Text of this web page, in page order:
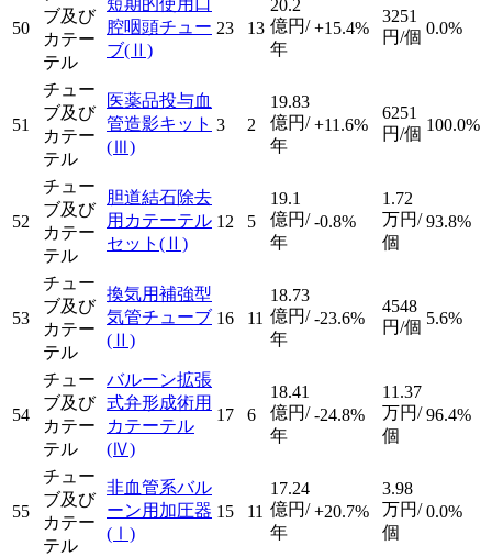
50
ブ及び
カテー
テル
短期的使用口
腔咽頭チュー
ブ(Ⅱ)
23 13
20.2
億円/
年
+15.4%
3251
円/個 0.0%
51
チュー
ブ及び
カテー
テル
医薬品投与血
管造影キット
(Ⅲ)
3 2
19.83
億円/
年
+11.6%
6251
円/個 100.0%
52
チュー
ブ及び
カテー
テル
胆道結石除去
用カテーテル
セット (Ⅱ)
12 5
19.1
億円/
年
-0.8%
1.72
万円/
個
93.8%
53
チュー
ブ及び
カテー
テル
換気用補強型
気管チューブ
(Ⅱ)
16 11
18.73
億円/
年
-23.6%
4548
円/個 5.6%
54
チュー
ブ及び
カテー
テル
バルーン拡張
式弁形成術用
カテーテル
(Ⅳ)
17 6
18.41
億円/
年
-24.8%
11.37
万円/
個
96.4%
55
チュー
ブ及び
カテー
テル
非血管系バル
ーン用加圧器
(Ⅰ)
15 11
17.24
億円/
年
+20.7%
3.98
万円/
個
0.0%